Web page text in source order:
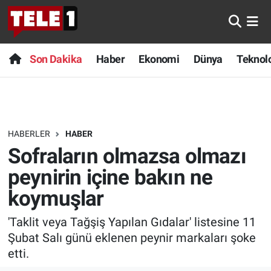
Son Dakika Haber Ekonomi Dünya
HABERLER HABER
Sofraların olmazsa olmazı
peynirin içine bakın ne
koymuşlar
'Taklit veya Tağşiş Yapılan Gıdalar' listesine 11
Şubat Salı günü eklenen peynir markaları şoke
etti.
Anında Manşet
Başka Sohbetler
Bilim turu
Bilim ve Teknoloji Evreni
Doğa Konuşuyor
Dünya
Son Dakika
Haber
Dünya
Teknoloji
Sağlık
Spor
Nöbetçi Eczaneler
Hava Durumu
Trafik Durumu
Süper Lig Puan Durumu ve Fikstür
Tüm Manşetler
Son Dakika Haberleri